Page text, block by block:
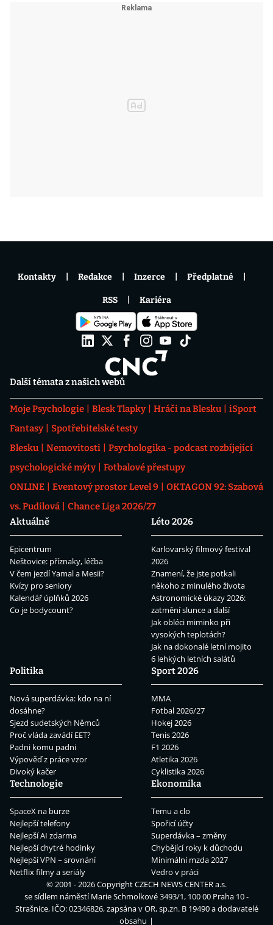
Další témata z našich webů
Moje Psychologie Blesk Tlapky Hráči na Blesku
iSport
Fantasy
Spotřebitelské testy
Blesku
Nemovitosti
Psychologika - podcast rozbíjející
psychologické mýty
Fotbalové přestupy
ONLINE
Eventový prostor Level 9
OKTAGON 92: Szabová
vs. Pudilová
Chance Liga 2026/27
Aktuálně
Epicentrum
Neštovice: příznaky, léčba
V čem jezdí Yamal a Mesii?
Kvízy pro seniory
Kalendář úplňků 2026
Co je bodycount?
Léto 2026
Karlovarský filmový festival
2026
Znamení, že jste potkali
někoho z minulého života
Astronomické úkazy 2026:
zatmění slunce a další
Jak obléci miminko při
vysokých teplotách?
Jak na dokonalé letní mojito
6 lehkých letních salátů
Politika
Nová superdávka: kdo na ní
dosáhne?
Sjezd sudetských Němců
Proč vláda zavádí EET?
Padni komu padni
Výpověď z práce vzor
Divoký kačer
Sport 2026
MMA
Fotbal 2026/27
Hokej 2026
Tenis 2026
F1 2026
Atletika 2026
Cyklistika 2026
Technologie
SpaceX na burze
Nejlepší telefony
Nejlepší AI zdarma
Nejlepší chytré hodinky
Nejlepší VPN – srovnání
Netflix filmy a seriály
Ekonomika
Temu a clo
Spořicí účty
Superdávka – změny
Chybějící roky k důchodu
Minimální mzda 2027
Vedro v práci
Kontakty Redakce Inzerce Předplatné
RSS Kariéra
© 2001 - 2026 CopyrightCZECH NEWS CENTER a.s.
se sídlem náměstí Marie Schmolkové 3493/1, 100 00 Praha 10 -
Strašnice, IČO: 02346826, zapsána v OR, sp.zn. B 19490 a dodavatelé
obsahu